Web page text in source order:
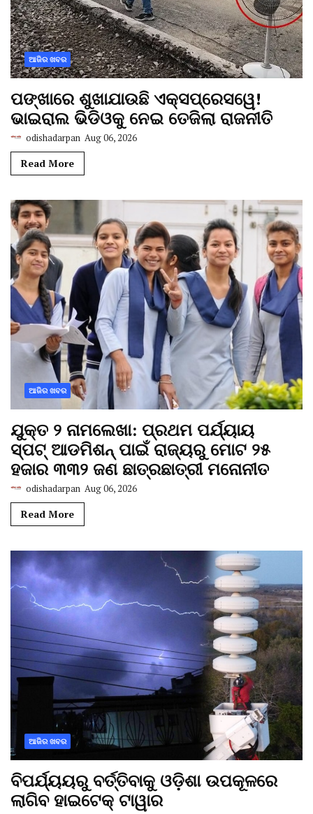
ଆଜିର ଖବର
ପଙ୍ଖାରେ ଶୁଖାଯାଉଛି ଏକ୍ସପ୍ରେସୱେ!
ଭାଇରାଲ ଭିଡିଓକୁ ନେଇ ତେଜିଲା ରାଜନୀତି
odishadarpan Aug 06, 2026
Read More
ଆଜିର ଖବର
ଯୁକ୍ତ ୨ ନାମଲେଖା: ପ୍ରଥମ ପର୍ଯ୍ୟାୟ
ସ୍ପଟ୍ ଆଡମିଶନ୍ ପାଇଁ ରାଜ୍ୟରୁ ମୋଟ ୨୫
ହଜାର ୩୩୨ ଜଣ ଛାତ୍ରଛାତ୍ରୀ ମନୋନୀତ
odishadarpan Aug 06, 2026
Read More
ଆଜିର ଖବର
ବିପର୍ଯ୍ୟୟରୁ ବର୍ତ୍ତିବାକୁ ଓଡ଼ିଶା ଉପକୂଳରେ
ଲାଗିବ ହାଇଟେକ୍‌ ଟାୱାର